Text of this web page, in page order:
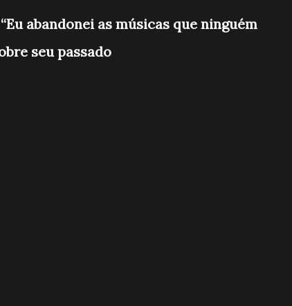
abandonei as músicas que ninguém
seu passado